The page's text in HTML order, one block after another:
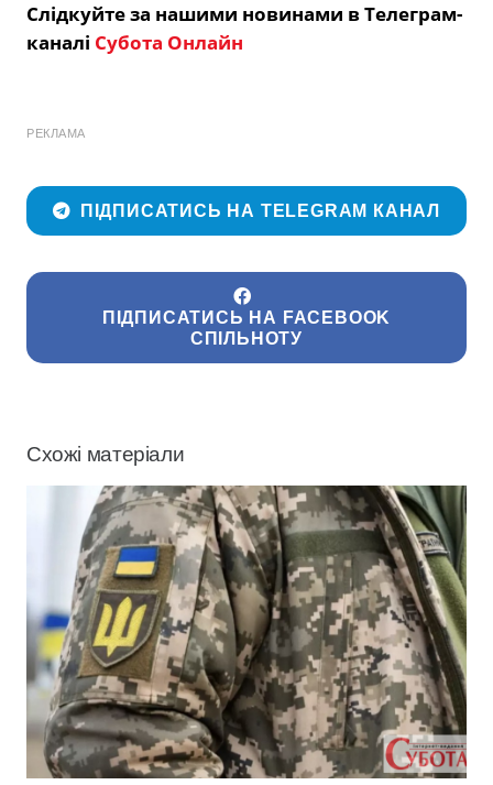
Слідкуйте за нашими новинами в Телеграм-
каналі Субота Онлайн
РЕКЛАМА
ПІДПИСАТИСЬ НА TELEGRAM КАНАЛ
ПІДПИСАТИСЬ НА FACEBOOK
СПІЛЬНОТУ
Схожі матеріали